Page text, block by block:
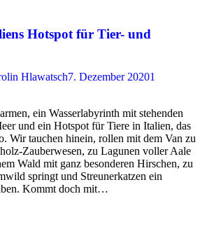
Hotspot für Tier- und
Hlawatsch7. Dezember 20201
ein Wasserlabyrinth mit stehenden
und ein Hotspot für Tiere in Italien, das
Wir tauchen hinein, rollen mit dem Van zu
Zauberwesen, zu Lagunen voller Aale
Wald mit ganz besonderen Hirschen, zu
springt und Streunerkatzen ein
Kommt doch mit…